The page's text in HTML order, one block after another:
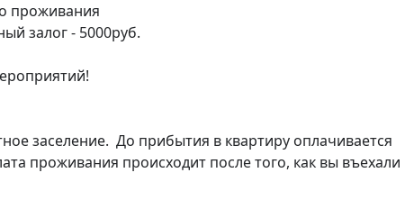
проживания
залог - 5000руб.
заселение.  До прибытия в квартиру оплачивается
проживания происходит после того, как вы въехали